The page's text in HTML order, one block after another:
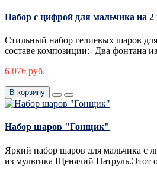
Набор c цифрой для мальчика на 2
Стильный набор гелиевых шаров
составе композиции:- Два фонтана
6 076 руб.
В корзину
Набор шаров "Гонщик"
Яркий набор шаров для мальчика с
из мультика Щенячий Патруль.Этот